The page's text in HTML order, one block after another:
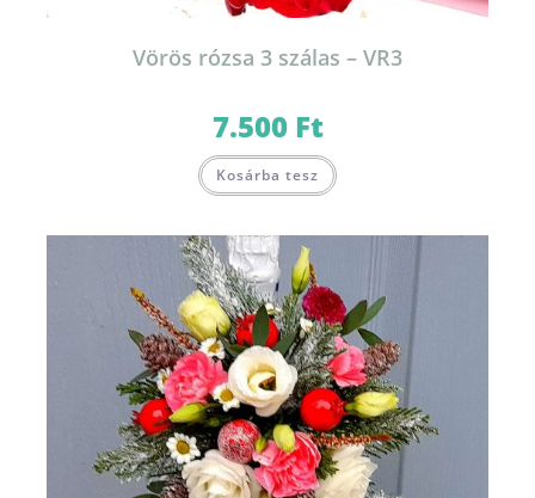
Vörös rózsa 3 szálas – VR3
7.500 Ft
Kosárba tesz